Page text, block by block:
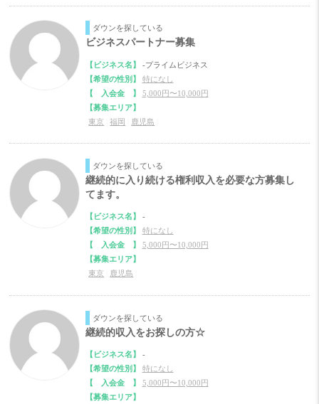
ダウンを探している
ビジネスパートナー募集
【ビジネス名】
-プライムビジネス
【希望の性別】
特になし
【 入会金 】
5,000円〜10,000円
【募集エリア】
東京
|福岡 鹿児島
ダウンを探している
継続的に入り続ける権利収入を必要な方募集し
てます。
【ビジネス名】
-
【希望の性別】
特になし
【 入会金 】
5,000円〜10,000円
【募集エリア】
東京
鹿児島
ダウンを探している
継続的収入をお探しの方☆
【ビジネス名】
-
【希望の性別】
特になし
【 入会金 】
5,000円〜10,000円
【募集エリア】